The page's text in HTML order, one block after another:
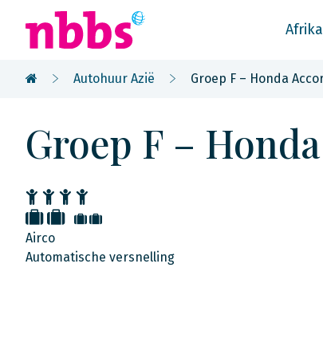
Afrika
Autohuur Azië Groep F – Honda
Groep F –
Airco
Automatische versnelling